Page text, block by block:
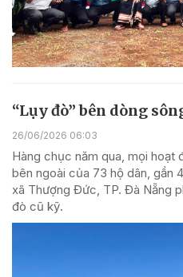
“Lụy đò” bên dòng
26/06/2026 06:03
Hàng chục năm qua, mọi hoạt
bên ngoài của 73 hộ dân, gần
xã Thượng Đức, TP. Đà Nẵng
đò cũ kỹ.